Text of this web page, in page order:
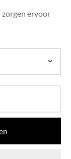
zorgen ervoor